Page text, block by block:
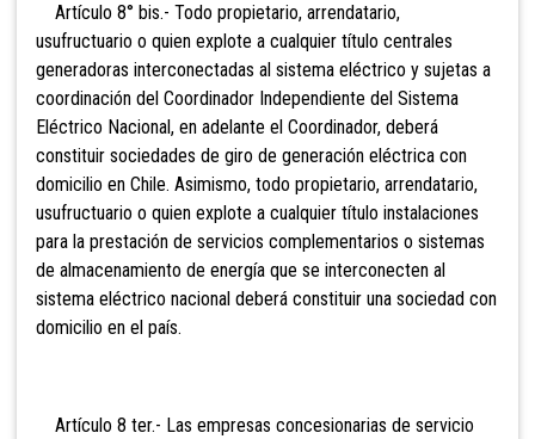
Artículo 8° bis.- Todo propietario, arrendatario,
usufructuario o quien explote a cualquier título centrales
generadoras interconectadas al sistema eléctrico y sujetas a
coordinación del Coordinador Independiente del Sistema
Eléctrico Nacional, en adelante el Coordinador, deberá
constituir sociedades de giro de generación eléctrica con
domicilio en Chile. Asimismo, todo propietario, arrendatario,
usufructuario o quien explote a cualquier título instalaciones
para la prestación de servicios complementarios o sistemas
de almacenamiento de energía que se interconecten al
sistema eléctrico nacional deberá constituir una sociedad con
domicilio en el país.
Artículo 8 ter.- Las empresas concesionarias de servicio